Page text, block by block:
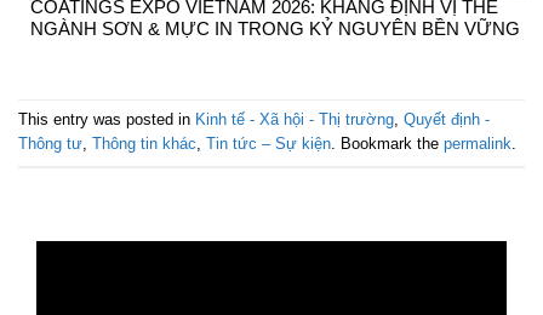
COATINGS EXPO VIETNAM 2026: KHẲNG ĐỊNH VỊ THẾ
NGÀNH SƠN & MỰC IN TRONG KỶ NGUYÊN BỀN VỮNG
This entry was posted in Kinh tế - Xã hội - Thị trường, Quyết định -
Thông tư, Thông tin khác, Tin tức – Sự kiện. Bookmark the permalink.